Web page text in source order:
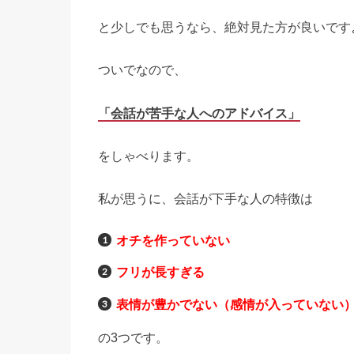
と少しでも思うなら、絶対見た方が良いです
ついでなので、
「会話が苦手な人へのアドバイス」
をしゃべります。
私が思うに、会話が下手な人の特徴は
オチを作っていない
フリが長すぎる
表情が豊かでない（感情が入っていない
の3つです。